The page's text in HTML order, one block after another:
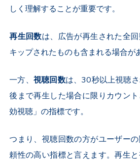
しく理解することが重要です。
再生回数は、広告が再生された全
キップされたものも含まれる場合が
一方、 視聴回数は、30秒以上視聴
後まで再生した場合に限りカウン
効視聴」の指標です。
つまり、視聴回数の方がユーザー
頼性の高い指標と言えます。再生